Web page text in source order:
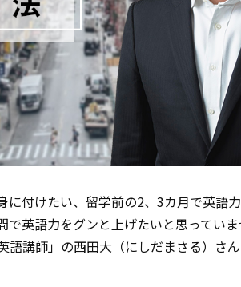
に付けたい、留学前の2、3カ月で英語
英語力をグンと上げたいと思ってい
語講師」の西田大（にしだまさる）さ